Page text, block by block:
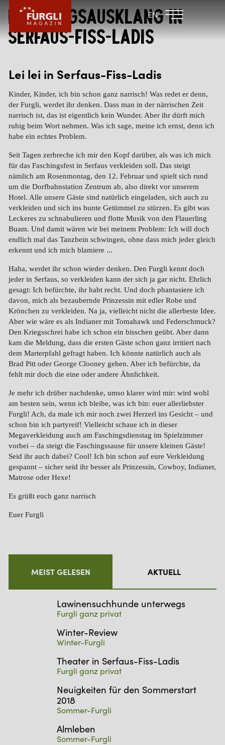
EN
FAMILIENHOTEL
FURGLER
FAMILIENHOTEL
POST
KINDER
SOMMER
WINTER
Faschingsausklang in
Serfaus-Fiss-Ladis
Lei lei in Serfaus-Fiss-Ladis
Kinder, Kinder, ich bin schon ganz narrisch! Was redet er denn,
der Furgli, werdet ihr denken. Dass man in der närrischen Zeit
narrisch ist, das ist eigentlich kein Wunder. Aber ihr dürft mich
ruhig beim Wort nehmen. Was ich sage, meine ich ernst, denn ich
habe ein echtes Problem.
Seit Tagen zerbreche ich mir den Kopf darüber, als was ich mich
für das Faschingsfest in Serfaus verkleiden soll. Das steigt
nämlich am Rosenmontag, den 12. Februar und spielt sich rund
um die Dorfbahnstation Zentrum ab, also direkt vor unserem
Hotel. Alle unsere Gäste sind natürlich eingeladen, sich auch zu
verkleiden und sich ins bunte Getümmel zu stürzen. Es gibt was
Leckeres zu schnabulieren und flotte Musik von den Flauerling
Buam. Und damit wären wir bei meinem Problem: Ich will doch
endlich mal das Tanzbein schwingen, ohne dass mich jeder gleich
erkennt und ich mich blamiere ...
Haha, werdet ihr schon wieder denken. Den Furgli kennt doch
jeder in Serfaus, so verkleiden kann der sich ja gar nicht. Ehrlich
gesagt: Ich befürchte, ihr habt recht. Und doch phantasiere ich
davon, mich als bezaubernde Prinzessin mit edler Robe und
Krönchen zu verkleiden. Na ja, vielleicht nicht die allerbeste Idee.
Aber wie wäre es als Indianer mit Tomahawk und Federschmuck?
Den Kriegsschrei habe ich schon ein bisschen geübt. Aber dann
kam die Meldung, dass die ersten Gäste schon ganz irritiert nach
dem Marterpfahl gefragt haben. Ich könnte natürlich auch als
Brad Pitt oder George Clooney gehen. Aber ich befürchte, da
fehlt mir doch die eine oder andere Ähnlichkeit.
Je mehr ich drüber nachdenke, umso klarer wird mir: wird wohl
am besten sein, wenn ich bleibe, was ich bin: euer allerliebster
Furgli! Ach, da male ich mir noch zwei Herzerl ins Gesicht – und
schon bin ich partyreif! Vielleicht schaue ich in dieser
Megaverkleidung auch am Faschingsdienstag im Spielzimmer
vorbei – da steigt die Faschingssause für unsere kleinen Gäste!
Seid ihr auch dabei? Cool! Ich bin schon auf eure Verkleidung
gespannt – sicher seid ihr besser als Prinzessin, Cowboy, Indianer,
Matrose oder Hexe!
Es grüßt euch ganz narrisch
Euer Furgli
MEIST GELESEN AKTUELL
Lawinensuchhunde unterwegs
Furgli ganz privat
Winter-Review
Winter-Furgli
Theater in Serfaus-Fiss-Ladis
Furgli ganz privat
Neuigkeiten für den Sommerstart
2018
Sommer-Furgli
Almleben
Sommer-Furgli